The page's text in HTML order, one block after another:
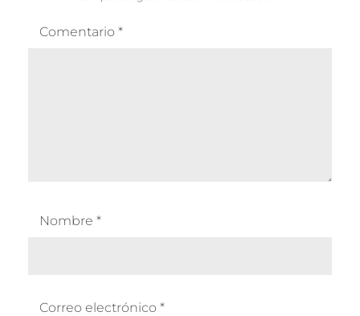
Comentario *
Nombre *
Correo electrónico *